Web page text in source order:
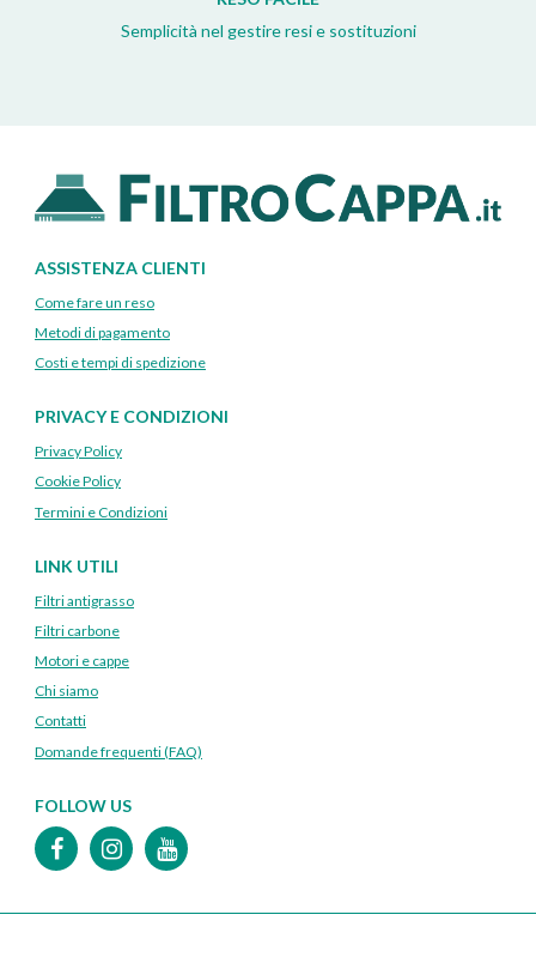
Semplicità nel gestire resi e sostituzioni
ASSISTENZA CLIENTI
Come fare un reso
Metodi di pagamento
Costi e tempi di spedizione
PRIVACY E CONDIZIONI
Privacy Policy
Cookie Policy
Termini e Condizioni
LINK UTILI
Filtri antigrasso
Filtri carbone
Motori e cappe
Chi siamo
Contatti
Domande frequenti (FAQ)
FOLLOW US